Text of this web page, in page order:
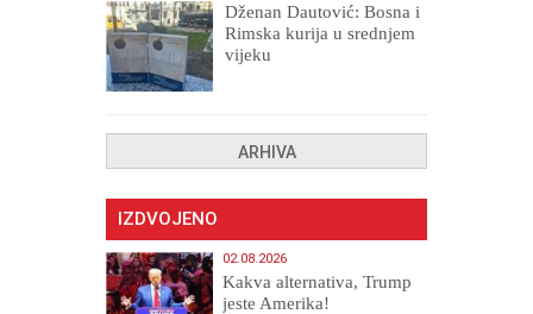
Dženan Dautović: Bosna i
Rimska kurija u srednjem
vijeku
ARHIVA
IZDVOJENO
02.08.2026
Kakva alternativa, Trump
jeste Amerika!